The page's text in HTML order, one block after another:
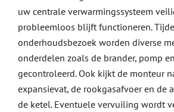
uw centrale verwarmingssysteem
probleemloos blijft functioneren.
onderhoudsbezoek worden diverse
onderdelen zoals de brander, pomp
gecontroleerd. Ook kijkt de monteur
expansievat, de rookgasafvoer en de
de ketel. Eventuele vervuiling wordt